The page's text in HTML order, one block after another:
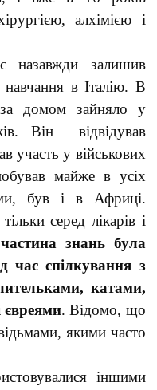
алхімією і
назавжди залишив
навчання в Італію. В
домом зайняло у
Він відвідував
участь у військових
майже в усіх
був і в Африці.
серед лікарів і
знань була
час спілкування з
катами,
. Відомо, що
якими часто
іншими